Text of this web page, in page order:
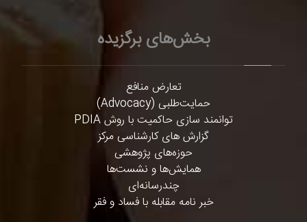
بخش‌های برگزیده
تعارض منافع
حمایت‌طلبی (Advocacy)
توانمند سازی حاکمیت با روش PDIA
گزارش های کارشناسی مرکز
حوزه‌های پژوهشی
همایش‌ها و نشست‌ها
چندرسانه‌ای
خبر نامه مقابله با فساد و فقر